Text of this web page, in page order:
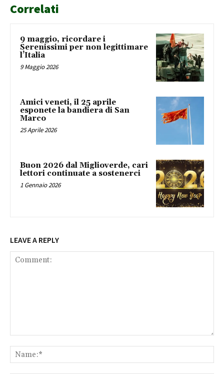
Correlati
9 maggio, ricordare i
Serenissimi per non legittimare
l’Italia
9 Maggio 2026
Amici veneti, il 25 aprile
esponete la bandiera di San
Marco
25 Aprile 2026
Buon 2026 dal Miglioverde, cari
lettori continuate a sostenerci
1 Gennaio 2026
LEAVE A REPLY